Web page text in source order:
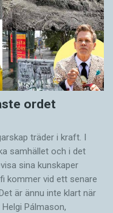
ordet
träder i kraft. I
samhället och i det
sina kunskaper
kommer vid ett senare
är ännu inte klart när
Pálmason,